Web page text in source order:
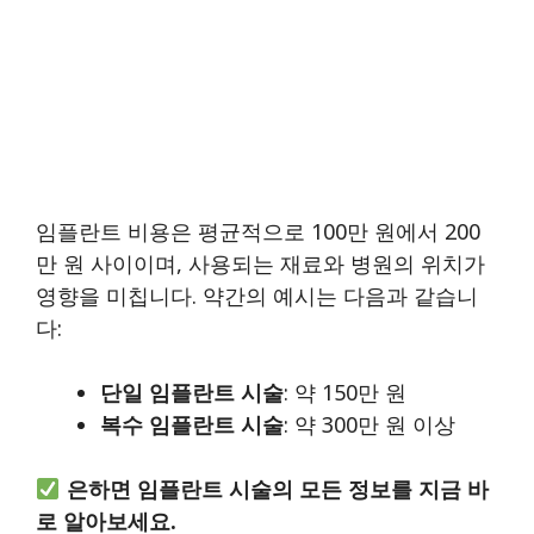
임플란트 비용은 평균적으로 100만 원에서 200
만 원 사이이며, 사용되는 재료와 병원의 위치가
영향을 미칩니다. 약간의 예시는 다음과 같습니
다:
단일 임플란트 시술: 약 150만 원
복수 임플란트 시술: 약 300만 원 이상
은하면 임플란트 시술의 모든 정보를 지금 바
로 알아보세요.